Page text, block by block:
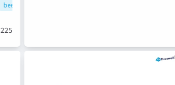
bee technologies
225